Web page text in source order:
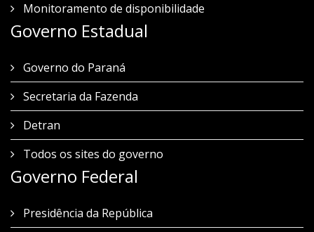
Monitoramento de disponibilidade
Governo Estadual
Governo do Paraná
Secretaria da Fazenda
Detran
Todos os sites do governo
Governo Federal
Presidência da República